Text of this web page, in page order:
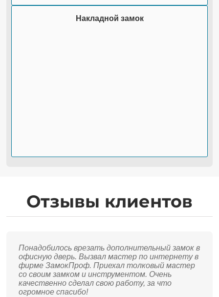
Накладной замок
Отзывы клиентов
Понадобилось врезать дополнительный замок в
офисную дверь. Вызвал мастер по интернету в
фирме ЗамокПроф. Приехал толковый мастер
со своим замком и инструментом. Очень
качественно сделал свою работу, за что
огромное спасибо!